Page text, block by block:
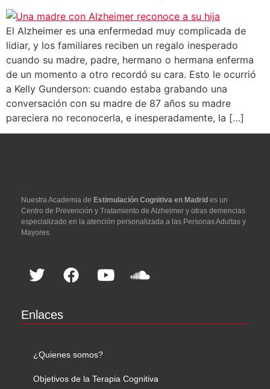
El Alzheimer es una enfermedad muy complicada de
lidiar, y los familiares reciben un regalo inesperado
cuando su madre, padre, hermano o hermana enferma
de un momento a otro recordó su cara. Esto le ocurrió
a Kelly Gunderson: cuando estaba grabando una
conversación con su madre de 87 años su madre
pareciera no reconocerla, e inesperadamente, la […]
Nuestra Academia de Estimulación Cognitiva en Madrid es un
Centro de Prevención y Tratamiento de Alzheimer y otras demencias
especializado en la atención personalizada a las Personas Adultas y
Mayores.
Enlaces
¿Quienes somos?
Objetivos de la Terapia Cognitiva